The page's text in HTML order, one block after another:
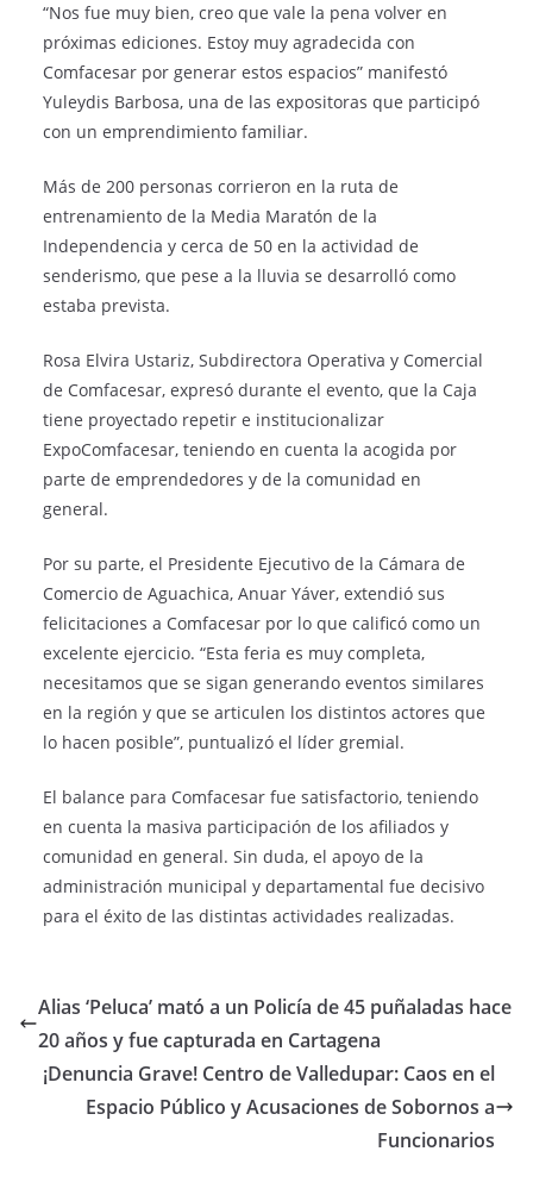
“Nos fue muy bien, creo que vale la pena volver en
próximas ediciones. Estoy muy agradecida con
Comfacesar por generar estos espacios” manifestó
Yuleydis Barbosa, una de las expositoras que participó
con un emprendimiento familiar.
Más de 200 personas corrieron en la ruta de
entrenamiento de la Media Maratón de la
Independencia y cerca de 50 en la actividad de
senderismo, que pese a la lluvia se desarrolló como
estaba prevista.
Rosa Elvira Ustariz, Subdirectora Operativa y Comercial
de Comfacesar, expresó durante el evento, que la Caja
tiene proyectado repetir e institucionalizar
ExpoComfacesar, teniendo en cuenta la acogida por
parte de emprendedores y de la comunidad en
general.
Por su parte, el Presidente Ejecutivo de la Cámara de
Comercio de Aguachica, Anuar Yáver, extendió sus
felicitaciones a Comfacesar por lo que calificó como un
excelente ejercicio. “Esta feria es muy completa,
necesitamos que se sigan generando eventos similares
en la región y que se articulen los distintos actores que
lo hacen posible”, puntualizó el líder gremial.
El balance para Comfacesar fue satisfactorio, teniendo
en cuenta la masiva participación de los afiliados y
comunidad en general. Sin duda, el apoyo de la
administración municipal y departamental fue decisivo
para el éxito de las distintas actividades realizadas.
Alias ‘Peluca’ mató a un Policía de 45 puñaladas hace
20 años y fue capturada en Cartagena
¡Denuncia Grave! Centro de Valledupar: Caos en el
Espacio Público y Acusaciones de Sobornos a
Funcionarios